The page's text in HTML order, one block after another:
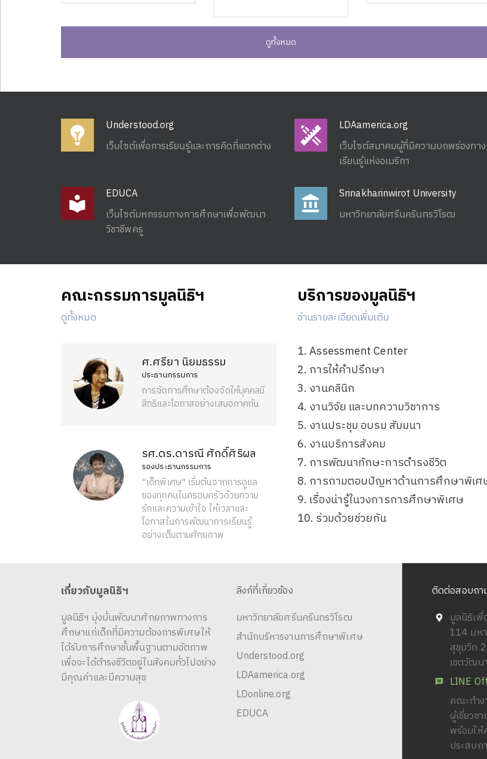
ดูทั้งหมด
Understood.org
เว็บไซต์เพื่อการเรียนรู้และการคิดที่แตกต่าง
LDAamerica.org
เว็บไซต์สมาคมผู้ที่มีความบกพร่องทา
เรียนรู้แห่งอเมริกา
EDUCA
เว็บไซต์มหกรรมทางการศึกษาเพื่อพัฒนา
วิชาชีพครู
Srinakharinwirot University
มหาวิทยาลัยศรีนครินทรวิโรฒ
คณะกรรมการมูลนิธิฯ
ดูทั้งหมด
ศ.ศรียา นิยมธรรม
ประธานกรรมการ
การจัดการศึกษาต้องจัดให้บุคคลมี
สิทธิและโอกาสอย่างเสมอภาคกัน
รศ.ดร.ดารณี ศักดิ์ศิริผล
รองประธานกรรมการ
"เด็กพิเศษ" เริ่มต้นจากการดูแล
ของทุกคนในครอบครัวด้วยความ
รักและความเข้าใจ ให้เวลาและ
โอกาสในการพัฒนาการเรียนรู้
อย่างเต็มตามศักยภาพ
บริการของมูลนิธิฯ
อ่านรายละเอียดเพิ่มเติม
1. Assessment Center
2. การให้คำปรึกษา
3. งานคลินิก
4. งานวิจัย และบทความวิชาการ
5. งานประชุม อบรม สัมมนา
6. งานบริการสังคม
7. การพัฒนาทักษะการดำรงชีวิต
8. การถามตอบปัญหาด้านการศึกษาพิเ
9. เรื่องน่ารู้ในวงการการศึกษาพิเศษ
10. ร่วมด้วยช่วยกัน
เกี่ยวกับมูลนิธิฯ
มูลนิธิฯ มุ่งมั่นพัฒนาศักยภาพทางการ
ศึกษาแก่เด็กที่มีความต้องการพิเศษให้
ได้รับการศึกษาขั้นพื้นฐานตามอัตภาพ
เพื่อจะได้ดำรงชีวิตอยู่ในสังคมทั่วไปอย่าง
มีคุณค่าและมีความสุข
ลิงก์ที่เกี่ยวข้อง
มหาวิทยาลัยศรีนครินทรวิโรฒ
สำนักบริหารงานการศึกษาพิเศษ
Understood.org
LDAamerica.org
LDonline.org
EDUCA
ติดต่อสอบถา
มูลนิธิเ
114 มห
สุขุมวิท
เขตวัฒน
LINE
คณะทำ
ผู้เชี่ยวช
พร้อมให้
ประสบ